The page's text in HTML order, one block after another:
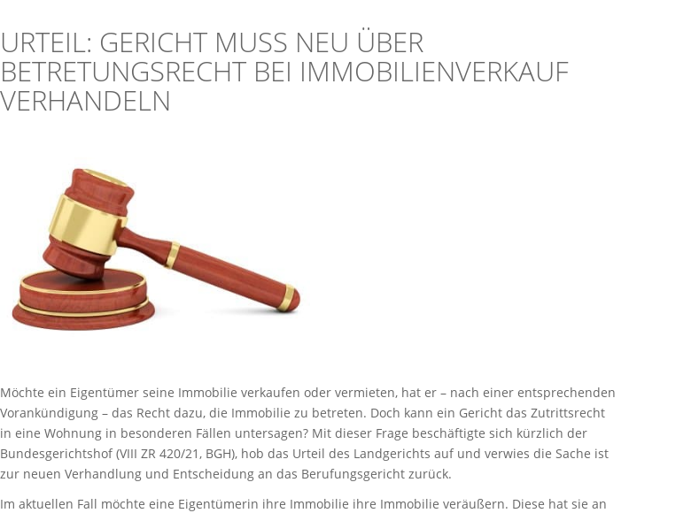
URTEIL: GERICHT MUSS NEU ÜBER
BETRETUNGSRECHT BEI IMMOBILIENVERKAUF
VERHANDELN
Möchte ein Eigentümer seine Immobilie verkaufen oder vermieten, hat er – nach einer entsprechenden
Vorankündigung – das Recht dazu, die Immobilie zu betreten. Doch kann ein Gericht das Zutrittsrecht
in eine Wohnung in besonderen Fällen untersagen? Mit dieser Frage beschäftigte sich kürzlich der
Bundesgerichtshof (VIII ZR 420/21, BGH), hob das Urteil des Landgerichts auf und verwies die Sache ist
zur neuen Verhandlung und Entscheidung an das Berufungsgericht zurück.
Im aktuellen Fall möchte eine Eigentümerin ihre Immobilie ihre Immobilie veräußern. Diese hat sie an